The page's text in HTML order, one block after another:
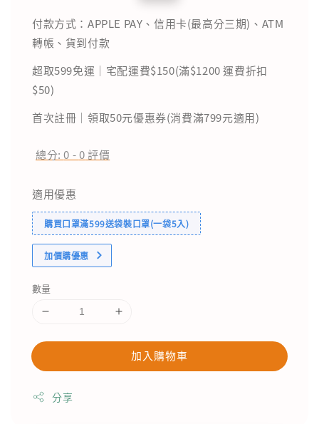
付款方式：APPLE PAY、信用卡(最高分三期)、ATM
轉帳、貨到付款
超取599免運｜宅配運費$150(滿$1200 運費折扣
$50)
首次註冊｜領取50元優惠券(消費滿799元適用)
總分:0 -0評價
適用優惠
購買口罩滿599送袋裝口罩(一袋5入)
加價購優惠
數量
加入購物車
分享